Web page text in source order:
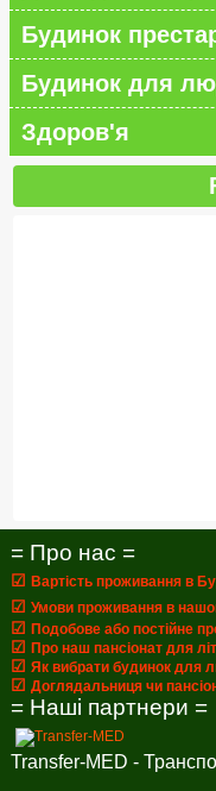
Будинок
Будинок для
Здоров'я
= Про нас =
☑ Вартість проживання в
☑ Умови проживання в
☑ Подобове або постійне
☑ Про наш пансіонат для
☑ Як вибрати будинок для
☑ Доглядальниця чи
= Наші партнери =
Transfer-MED -